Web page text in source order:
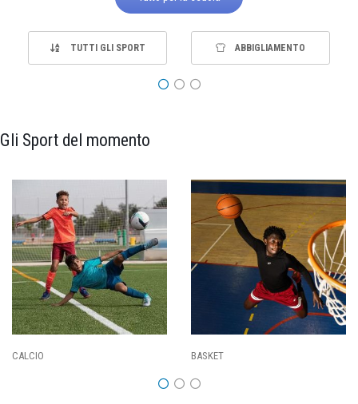
TUTTI GLI SPORT ABBIGLIAMENTO
Gli Sport del momento
PALLAVOLO RUGBY